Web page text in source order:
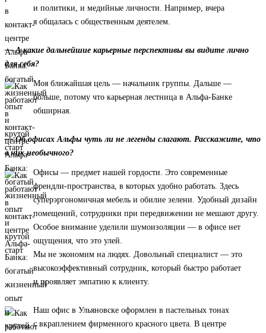
и политики, и медийные личности. Например, вчера
я общалась с общественным деятелем.
— А какие дальнейшие карьерные перспективы вы видите лично
для себя?
Моя ближайшая цель — начальник группы. Дальше —
больше, потому что карьерная лестница в Альфа-Банке
обширная.
— Об офисах Альфы чуть ли не легенды слагают. Расскажите, что
в них необычного?
Офисы — предмет нашей гордости. Это современные
френдли-пространства, в которых удобно работать. Здесь
суперэргономичная мебель и обилие зелени. Удобный дизайн
помещений, сотрудники при передвижении не мешают другу.
Особое внимание уделили шумоизоляции — в офисе нет
ощущения, что это улей.
Мы не экономим на людях. Довольный специалист — это
высокоэффективный сотрудник, который быстро работает
и проявляет эмпатию к клиенту.
Наш офис в Ульяновске оформлен в пастельных тонах
с вкраплением фирменного красного цвета. В центре